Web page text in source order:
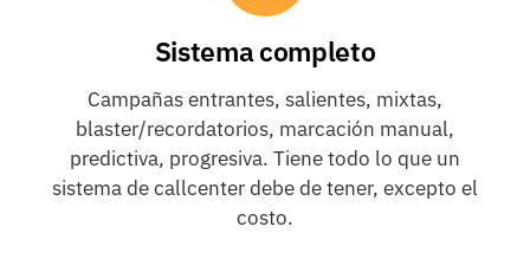
Sistema completo
Campañas entrantes, salientes, mixtas,
blaster/recordatorios, marcación manual,
predictiva, progresiva. Tiene todo lo que un
sistema de callcenter debe de tener, excepto el
costo.